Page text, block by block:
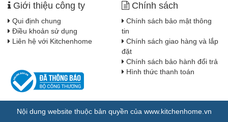
Giới thiệu công ty
Qui định chung
Điều khoản sử dụng
Liên hệ với Kitchenhome
Chính sách
Chính sách bảo mật thông
tin
Chính sách giao hàng và lắp
đặt
Chính sách bảo hành đổi trả
Hình thức thanh toán
Nội dung website thuộc bản quyền của www.kitchenhome.vn